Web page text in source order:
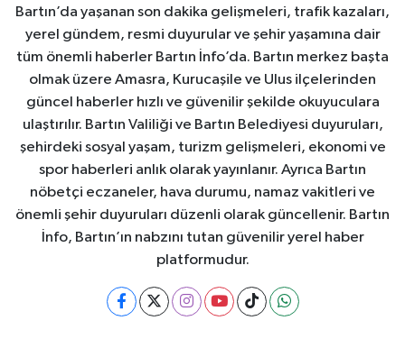
Bartın’da yaşanan son dakika gelişmeleri, trafik kazaları,
yerel gündem, resmi duyurular ve şehir yaşamına dair
tüm önemli haberler Bartın İnfo’da. Bartın merkez başta
olmak üzere Amasra, Kurucaşile ve Ulus ilçelerinden
güncel haberler hızlı ve güvenilir şekilde okuyuculara
ulaştırılır. Bartın Valiliği ve Bartın Belediyesi duyuruları,
şehirdeki sosyal yaşam, turizm gelişmeleri, ekonomi ve
spor haberleri anlık olarak yayınlanır. Ayrıca Bartın
nöbetçi eczaneler, hava durumu, namaz vakitleri ve
önemli şehir duyuruları düzenli olarak güncellenir. Bartın
İnfo, Bartın’ın nabzını tutan güvenilir yerel haber
platformudur.